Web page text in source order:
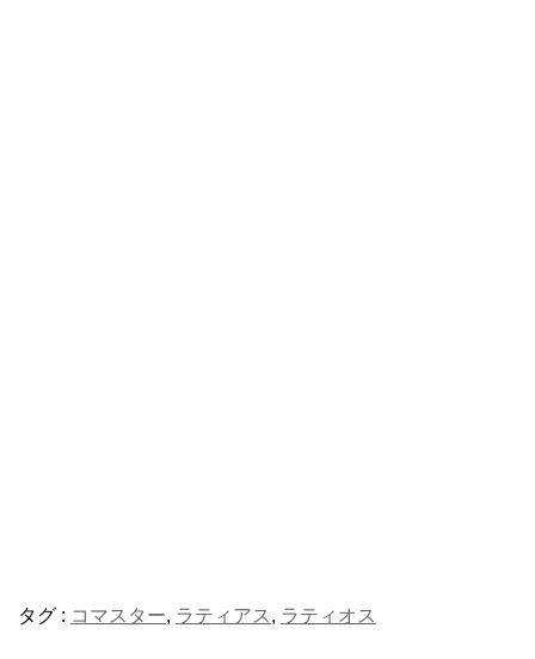
タグ : コマスター, ラティアス , ラティオス